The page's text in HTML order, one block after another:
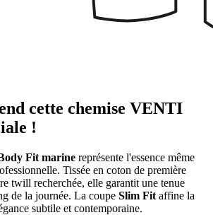
cette chemise VENTI
!
Fit marine représente l'essence même
Tissée en coton de première
twill recherchée, elle garantit une tenue
de la journée. La coupe Slim Fit affine la
subtile et contemporaine.